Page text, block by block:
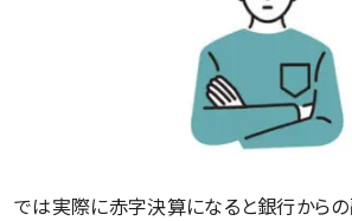
では実際に赤字決算になると銀行から